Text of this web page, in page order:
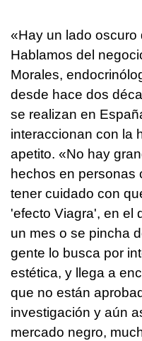
«Hay un lado oscuro
Hablamos del
Morales,
desde hace dos
se realizan en
interaccionan con la
apetito. «No hay
hechos en personas
tener cuidado con
'efecto Viagra', en el
un mes o se pincha
gente lo busca por
estética, y llega a
que no están
investigación y aún
mercado negro,